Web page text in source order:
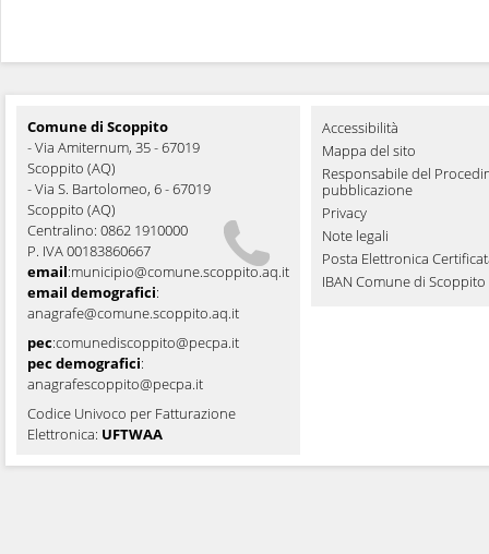
Comune di Scoppito
- Via Amiternum, 35 - 67019
Scoppito (AQ)
- Via S. Bartolomeo, 6 - 67019
Scoppito (AQ)
Centralino: 0862 1910000
P. IVA 00183860667
email:municipio@comune.scoppito.aq.it
email demografici:
anagrafe@comune.scoppito.aq.it
pec:comunediscoppito@pecpa.it
pec demografici:
anagrafescoppito@pecpa.it
Codice Univoco per Fatturazione
Elettronica: UFTWAA
Accessibilità
Mappa del sito
Responsabile del
pubblicazione
Privacy
Note legali
Posta Elettronica
IBAN Comune di Scoppito